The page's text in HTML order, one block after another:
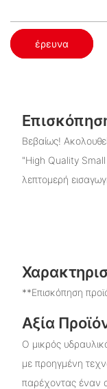
έρευνα
Βεβαίως!
"High Quality
λεπτομερή
**Επισκόπηση
Αξία
Ο μικρός
με προηγμένη
παρέχοντας έναν